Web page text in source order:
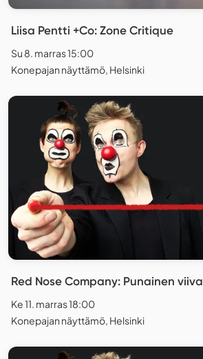
Liisa Pentti +Co: Zone Critique
Su 8. marras 15:00
Konepajan näyttämö, Helsinki
Red Nose Company: Punainen viiva
Ke 11. marras 18:00
Konepajan näyttämö, Helsinki